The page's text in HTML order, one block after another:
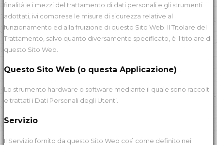
finalità e i mezzi del trattamento di dati personali e gli strumenti
adottati, ivi comprese le misure di sicurezza relative al
funzionamento ed alla fruizione di questo Sito Web. Il Titolare del
Trattamento, salvo quanto diversamente specificato, è il titolare di
questo Sito Web.
Questo Sito Web (o questa Applicazione)
Lo strumento hardware o software mediante il quale sono raccolti
e trattati i Dati Personali degli Utenti.
Servizio
Il Servizio fornito da questo Sito Web così come definito nei